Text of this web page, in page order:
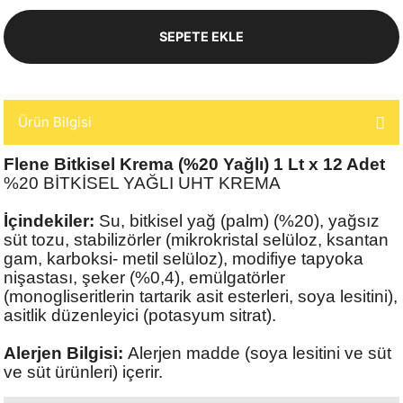
SEPETE EKLE
Ürün Bilgisi
Flene Bitkisel Krema (%20 Yağlı) 1 Lt x 12 Adet
%20 BİTKİSEL YAĞLI UHT KREMA
İçindekiler: Su, bitkisel yağ (palm) (%20), yağsız
süt tozu, stabilizörler (mikrokristal selüloz, ksantan
gam, karboksi- metil selüloz), modifiye tapyoka
nişastası, şeker (%0,4), emülgatörler
(monogliseritlerin tartarik asit esterleri, soya lesitini),
asitlik düzenleyici (potasyum sitrat).
Alerjen Bilgisi: Alerjen madde (soya lesitini ve süt
ve süt ürünleri) içerir.